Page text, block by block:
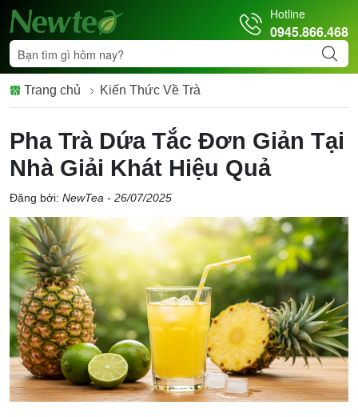
Hotline
0945.866.468
Trang chủ Kiến Thức Về Trà
Pha Trà Dứa Tắc Đơn Giản Tại
Nhà Giải Khát Hiệu Quả
Đăng bởi: NewTea - 26/07/2025